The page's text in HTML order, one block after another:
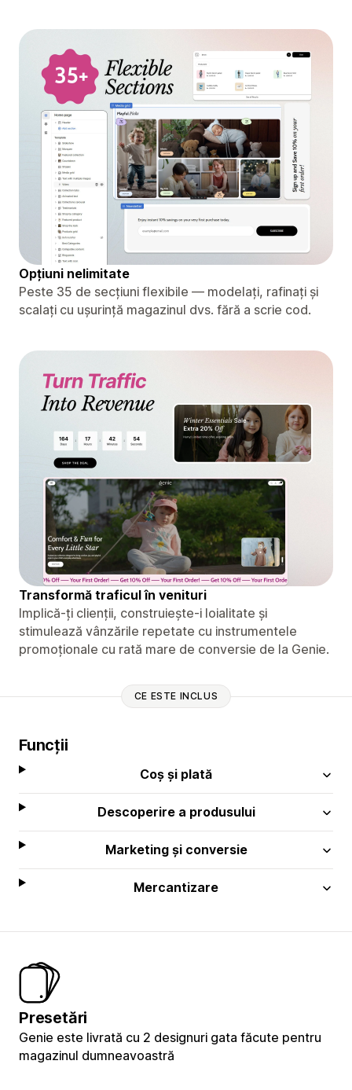
Opțiuni nelimitate
Peste 35 de secțiuni flexibile — modelați, rafinați și
scalați cu ușurință magazinul dvs. fără a scrie cod.
Transformă traficul în venituri
Implică-ți clienții, construiește-i loialitate și
stimulează vânzările repetate cu instrumentele
promoționale cu rată mare de conversie de la Genie.
CE ESTE INCLUS
Funcții
Coș și plată
Descoperire a produsului
Marketing și conversie
Mercantizare
Presetări
Genie este livrată cu 2 designuri gata făcute pentru
magazinul dumneavoastră